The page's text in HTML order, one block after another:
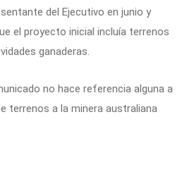
del Ejecutivo en junio y
el proyecto inicial incluía terrenos
ganaderas.
no hace referencia alguna a
terrenos a la minera australiana